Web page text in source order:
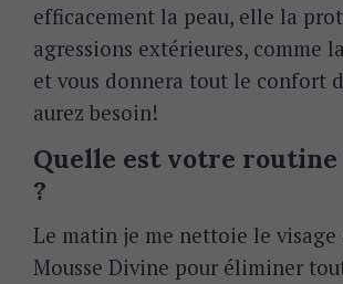
efficacement la peau, elle la
agressions extérieures, comme
et vous donnera tout le confort
aurez besoin!
Quelle est votre routine
?
Le matin je me nettoie le visage
Mousse Divine pour éliminer